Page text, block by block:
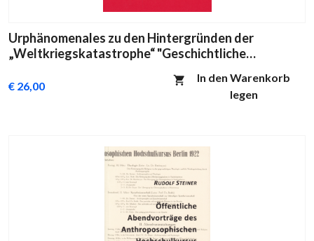
Urphänomenales zu den Hintergründen der
„Weltkriegskatastrophe“ "Geschichtliche
€ 26,00
In den Warenkorb
legen